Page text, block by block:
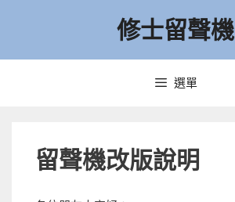
要
修士留聲機
選單
留聲機改版說明